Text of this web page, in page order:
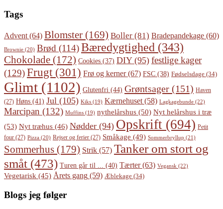
Tags
Advent (64) Blomster (169) Boller (81) Bradepandekage (60)
Brownie (20) Brød (114)Bæredygtighed (343)
Chokolade (172) Cookies (37) DIY(95) festlige kager
(129)Frugt (301) Frø og kerner(67) FSC (38) Fødselsdage (34)
Glimt (1102) Glutenfri (44) Grøntsager (151) Haven
(27) Høns (41) Jul (105) Kiks (19) Kærnehuset (58) Lagkagebunde (22)
Marcipan (132) Muffins (19) nythelårshus (50) Nyt helårshus i træ
(53) Nyt træhus (46) Nødder (94) Opskrift (694) Petit
four (27) Pizza (20) Rejser og ferier (27) Småkage (49) Sommerbryllup (21)
Sommerhus (179) Strik (57) Tanker om stort og
småt (473) Turen går til ... (40) Tærter(63) Vegansk (22)
Vegetarisk (45) Årets gang (59) Æblekage (34)
Blogs jeg følger